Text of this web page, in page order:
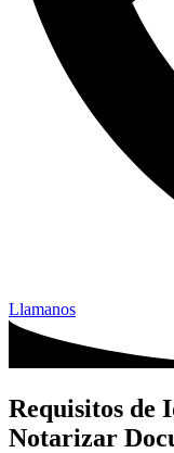
Llamanos
Requisitos de
Notarizar